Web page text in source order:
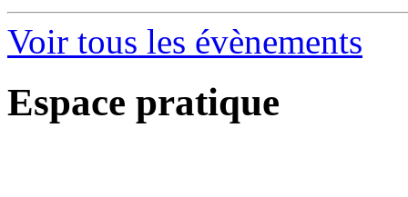
Voir tous les évènements
Espace pratique